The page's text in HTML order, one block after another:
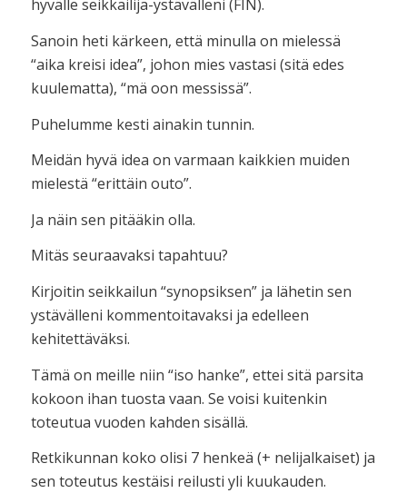
hyvälle seikkailija-ystävälleni (FIN).
Sanoin heti kärkeen, että minulla on mielessä
“aika kreisi idea”, johon mies vastasi (sitä edes
kuulematta), “mä oon messissä”.
Puhelumme kesti ainakin tunnin.
Meidän hyvä idea on varmaan kaikkien muiden
mielestä “erittäin outo”.
Ja näin sen pitääkin olla.
Mitäs seuraavaksi tapahtuu?
Kirjoitin seikkailun “synopsiksen” ja lähetin sen
ystävälleni kommentoitavaksi ja edelleen
kehitettäväksi.
Tämä on meille niin “iso hanke”, ettei sitä parsita
kokoon ihan tuosta vaan. Se voisi kuitenkin
toteutua vuoden kahden sisällä.
Retkikunnan koko olisi 7 henkeä (+ nelijalkaiset) ja
sen toteutus kestäisi reilusti yli kuukauden.